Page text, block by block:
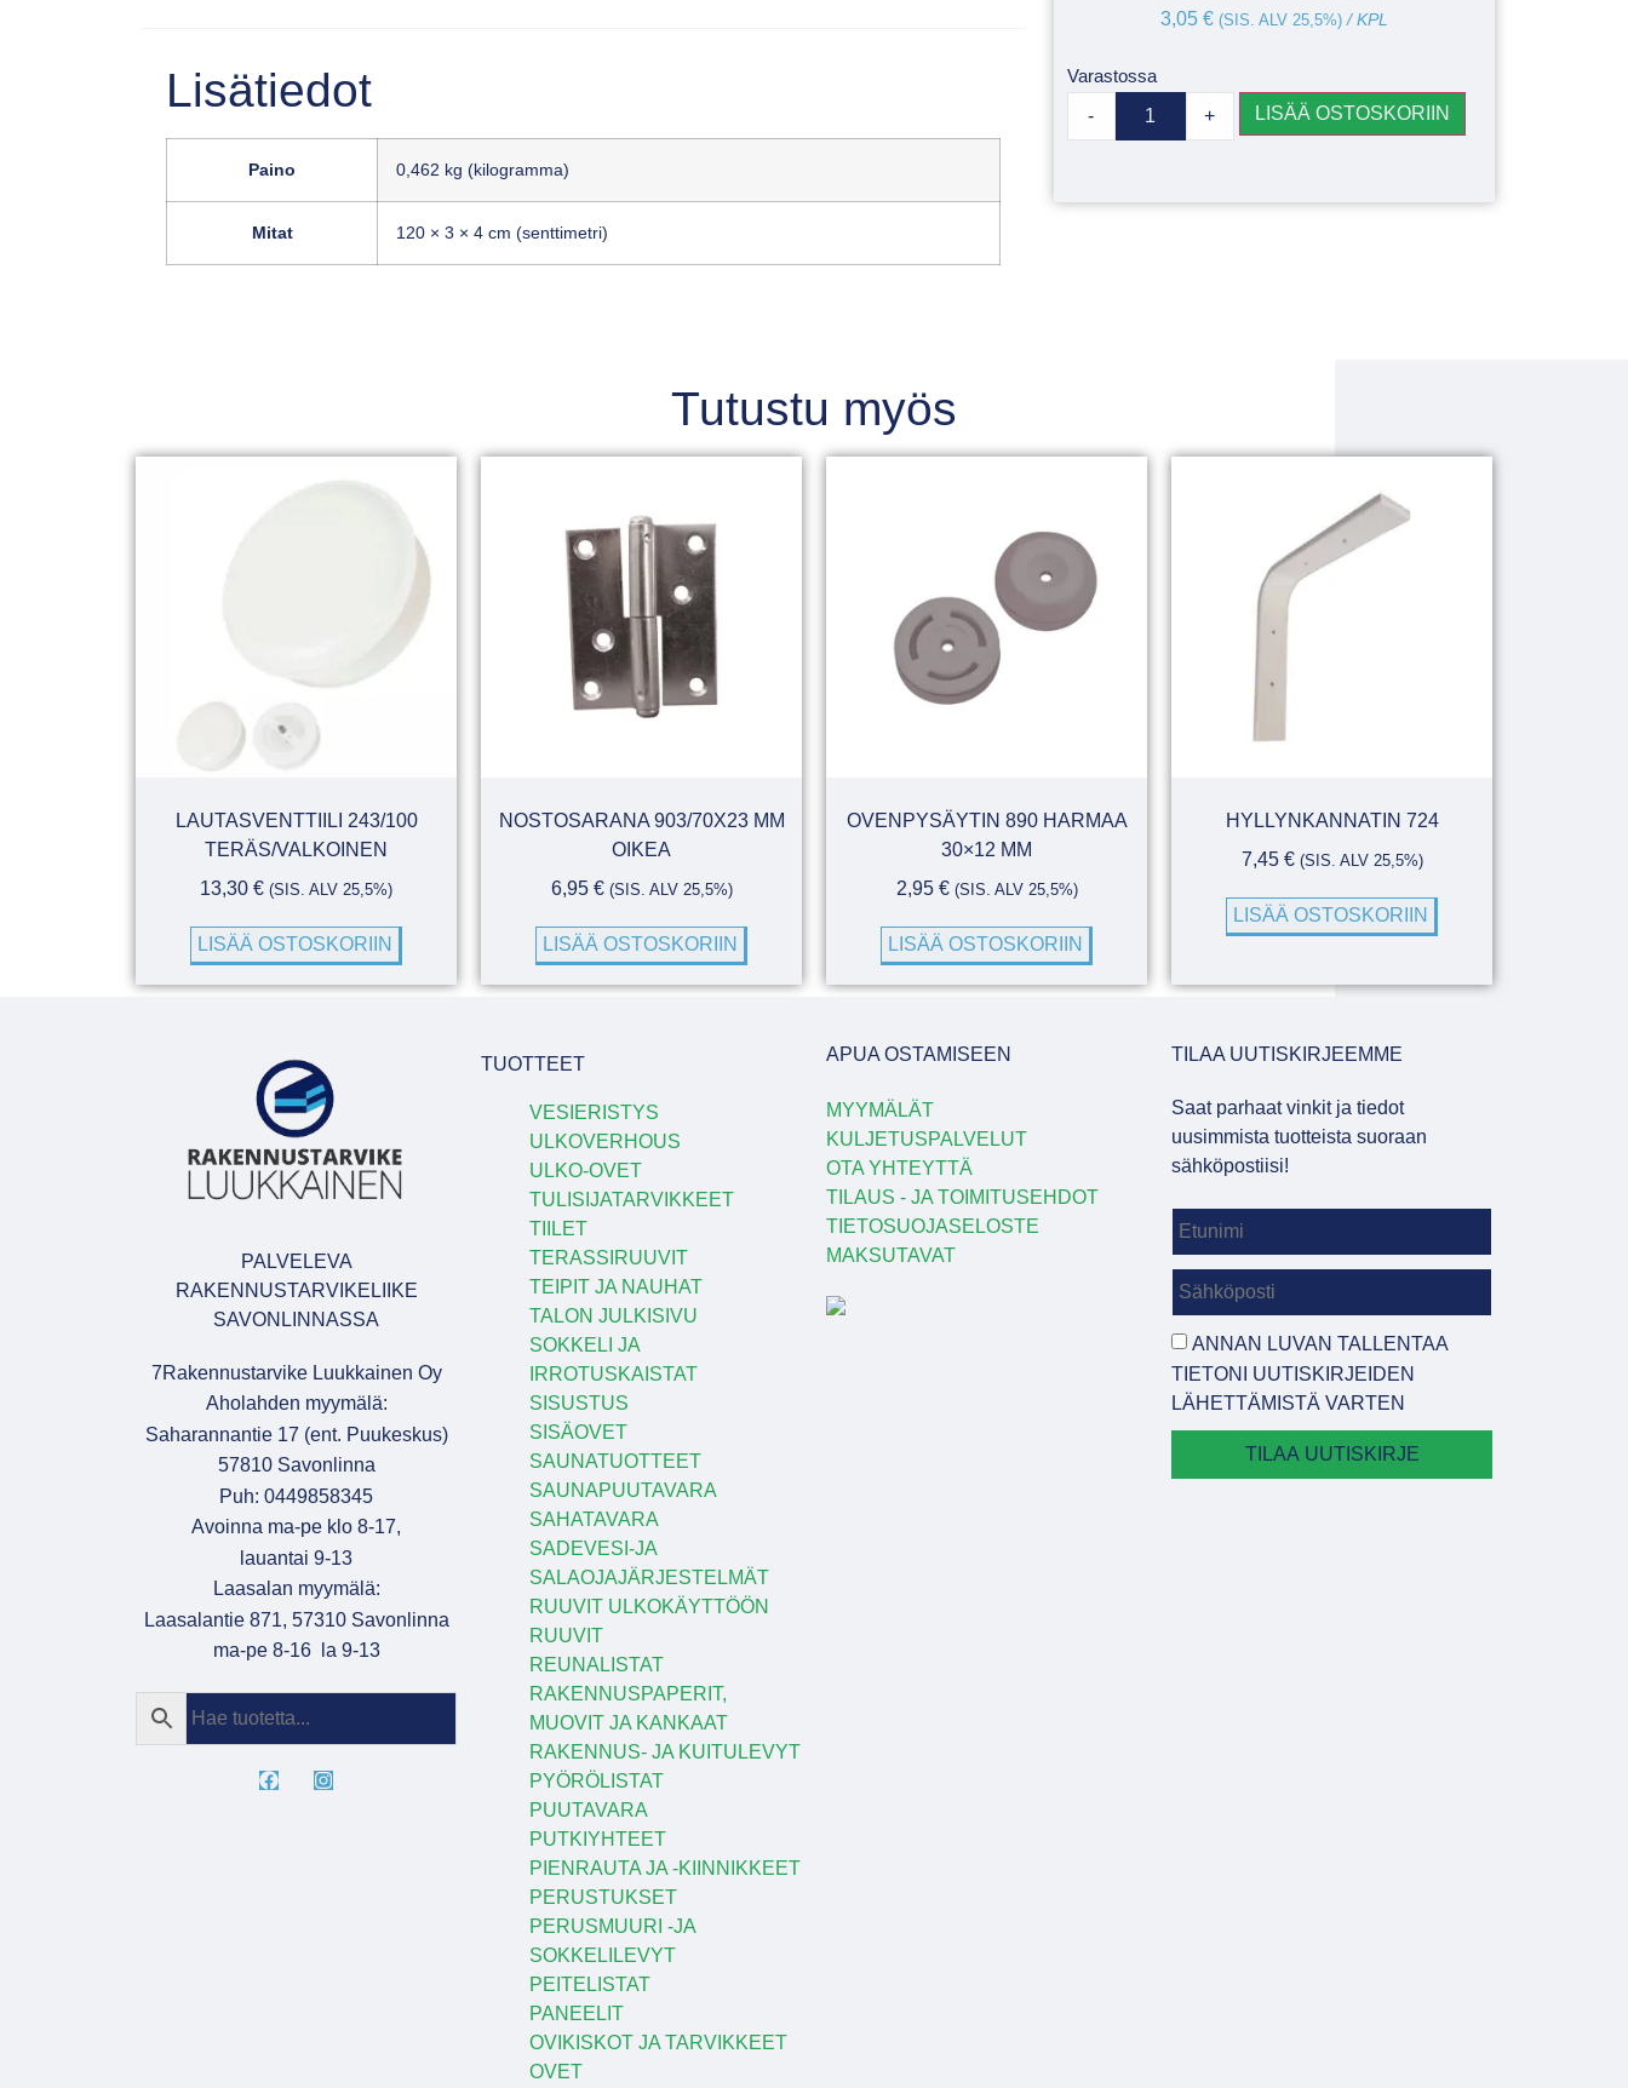
Lisätiedot
Paino 0,462 kg (kilogramma)
Mitat 120 × 3 × 4 cm (senttimetri)
3,05 € (SIS. ALV 25,5%)/ KPL
Varastossa
- + LISÄÄ OSTOSKORIIN
Tutustu myös
LAUTASVENTTIILI 243/100
TERÄS/VALKOINEN
13,30 € (SIS. ALV 25,5%)
LISÄÄ OSTOSKORIIN
NOSTOSARANA 903/70X23 MM
OIKEA
6,95 € (SIS. ALV 25,5%)
LISÄÄ OSTOSKORIIN
OVENPYSÄYTIN 890 HARMAA
30×12 MM
2,95 € (SIS. ALV 25,5%)
LISÄÄ OSTOSKORIIN
HYLLYNKANNATIN 724
7,45 € (SIS. ALV 25,5%)
LISÄÄ OSTOSKORIIN
PALVELEVA
RAKENNUSTARVIKELIIKE
SAVONLINNASSA
7Rakennustarvike Luukkainen Oy
Aholahden myymälä:
Saharannantie 17 (ent. Puukeskus)
57810 Savonlinna
Puh: 0449858345
Avoinna ma-pe klo 8-17,
lauantai 9-13
Laasalan myymälä:
Laasalantie 871, 57310 Savonlinna
ma-pe 8-16 la 9-13
TUOTTEET
VESIERISTYS
ULKOVERHOUS
ULKO-OVET
TULISIJATARVIKKEET
TIILET
TERASSIRUUVIT
TEIPIT JA NAUHAT
TALON JULKISIVU
SOKKELI JA
IRROTUSKAISTAT
SISUSTUS
SISÄOVET
SAUNATUOTTEET
SAUNAPUUTAVARA
SAHATAVARA
SADEVESI-JA
SALAOJAJÄRJESTELMÄT
RUUVIT ULKOKÄYTTÖÖN
RUUVIT
REUNALISTAT
RAKENNUSPAPERIT,
MUOVIT JA KANKAAT
RAKENNUS- JA KUITULEVYT
PYÖRÖLISTAT
PUUTAVARA
PUTKIYHTEET
PIENRAUTA JA -KIINNIKKEET
PERUSTUKSET
PERUSMUURI -JA
SOKKELILEVYT
PEITELISTAT
PANEELIT
OVIKISKOT JA TARVIKKEET
OVET
APUA OSTAMISEEN
MYYMÄLÄT
KULJETUSPALVELUT
OTA YHTEYTTÄ
TILAUS - JA TOIMITUSEHDOT
TIETOSUOJASELOSTE
MAKSUTAVAT
TILAA UUTISKIRJEEMME
Saat parhaat vinkit ja tiedot
uusimmista tuotteista suoraan
sähköpostiisi!
ANNAN LUVAN TALLENTAA
TIETONI UUTISKIRJEIDEN
LÄHETTÄMISTÄ VARTEN
TILAA UUTISKIRJE